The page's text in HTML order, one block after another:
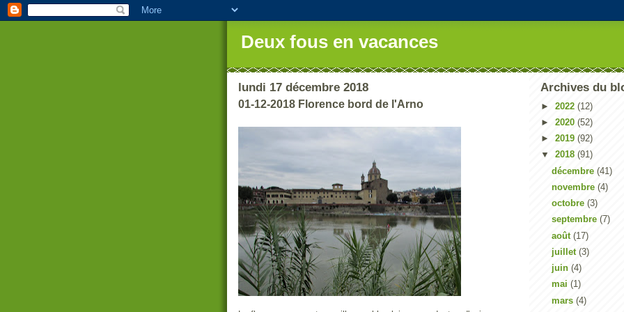
Deux fous en vacances
lundi 17 décembre 2018
01-12-2018 Florence bord de l'Arno
Archives du
► 2022 (12)
► 2020 (52)
► 2019 (92)
▼ 2018 (91)
décembre (41)
novembre (4)
octobre (3)
septembre (7)
août (17)
juillet (3)
juin (4)
mai (1)
mars (4)